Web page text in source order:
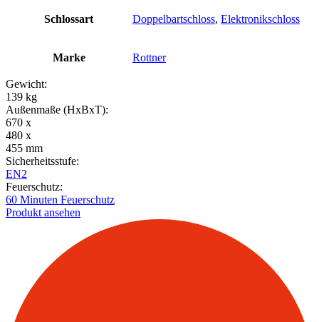
Schlossart Doppelbartschloss, Elektronikschloss
Marke Rottner
Gewicht:
139 kg
Außenmaße (HxBxT):
670 x
480 x
455 mm
Sicherheitsstufe:
EN2
Feuerschutz:
60 Minuten Feuerschutz
Produkt ansehen